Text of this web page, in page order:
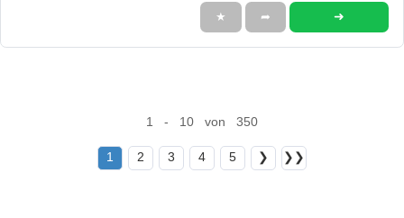
★ ➦ ➜
1 - 10 von 350
1 2 3 4 5 ❯ ❯❯